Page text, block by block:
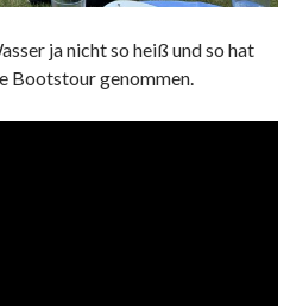
ja nicht so heiß und so hat
Bootstour genommen.